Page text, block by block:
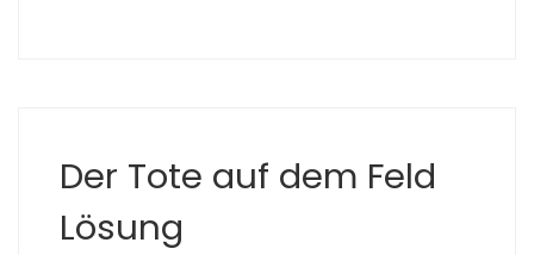
Der Tote auf dem Feld
Lösung